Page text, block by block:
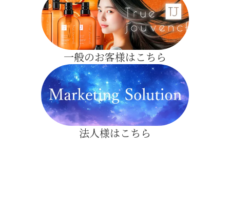
一般のお客様はこちら
法人様はこちら